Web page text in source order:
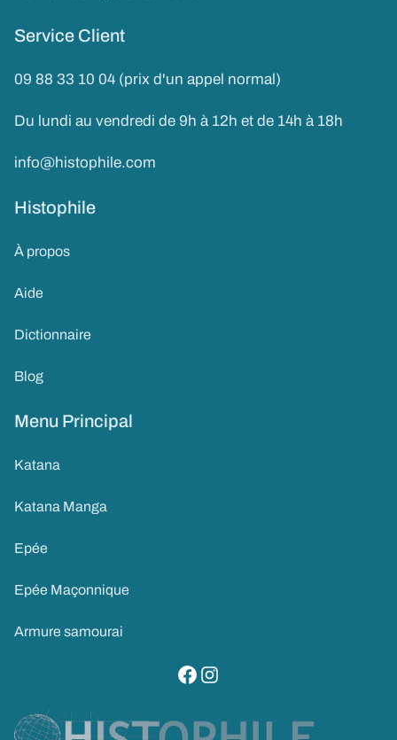
Service Client
09 88 33 10 04 (prix d'un appel normal)
Du lundi au vendredi de 9h à 12h et de 14h à 18h
info@histophile.com
Histophile
À propos
Aide
Dictionnaire
Blog
Menu Principal
Katana
Katana Manga
Epée
Epée Maçonnique
Armure samourai
visitez notre page facebook
suivez notre compte instagram